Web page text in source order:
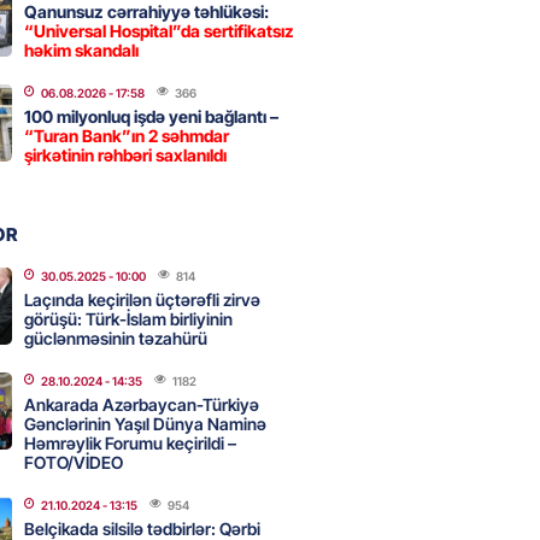
fəhləyə borclu qalıb?
- 16:45
Müdafiə Sazişi”nin
klubuna keçən Kamil
oynamaq istəyir
- 16:15
qadın qətlə yetirildi – Şübhəli
oğludur
- 16:00 228
Qanunsuz cərrahiyyə təhlükəsi:
“Universal Hospital”da sertifikatsız
həkim skandalı
06.08.2026- 17:58 366
100 milyonluq işdə yeni bağlantı –
“Turan Bank”ın 2 səhmdar
şirkətinin rəhbəri saxlanıldı
30.05.2025- 10:00 814
Laçında keçirilən üçtərəfli zirvə
görüşü: Türk-İslam birliyinin
güclənməsinin təzahürü
28.10.2024- 14:35 1182
Ankarada Azərbaycan-Türkiyə
Gənclərinin Yaşıl Dünya Naminə
Həmrəylik Forumu keçirildi –
FOTO/VİDEO
21.10.2024- 13:15 954
Belçikada silsilə tədbirlər: Qərbi